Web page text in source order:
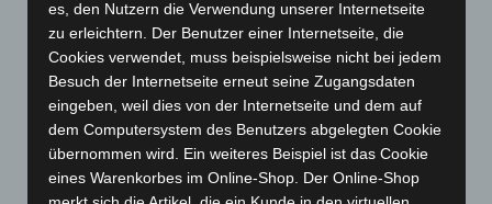
Hannover und Region
Langenhagen und Ortsteile
3.252
Leserbriefe
Menschen
Über uns
Veranstaltungen
es, den Nutzern die Verwendung unserer Internetseite
zu erleichtern. Der Benutzer einer Internetseite, die
Cookies verwendet, muss beispielsweise nicht bei jedem
Besuch der Internetseite erneut seine Zugangsdaten
eingeben, weil dies von der Internetseite und dem auf
dem Computersystem des Benutzers abgelegten Cookie
übernommen wird. Ein weiteres Beispiel ist das Cookie
eines Warenkorbes im Online-Shop. Der Online-Shop